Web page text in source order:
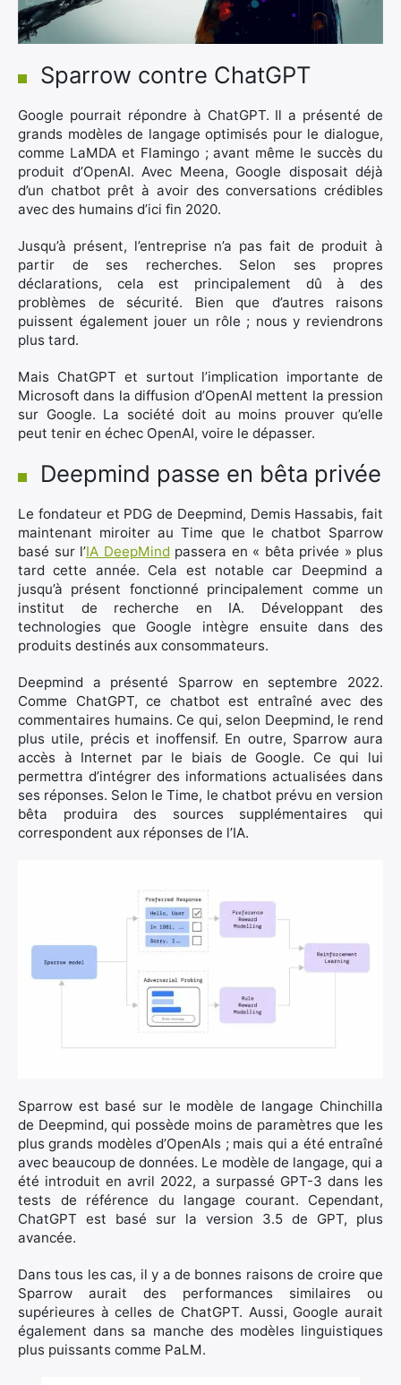
Sparrow contre ChatGPT
Google pourrait répondre à ChatGPT. Il a présenté de
grands modèles de langage optimisés pour le dialogue,
comme LaMDA et Flamingo ; avant même le succès du
produit d’OpenAI. Avec Meena, Google disposait déjà
d’un chatbot prêt à avoir des conversations crédibles
avec des humains d’ici fin 2020.
Jusqu’à présent, l’entreprise n’a pas fait de produit à
partir de ses recherches. Selon ses propres
déclarations, cela est principalement dû à des
problèmes de sécurité. Bien que d’autres raisons
puissent également jouer un rôle ; nous y reviendrons
plus tard.
Mais ChatGPT et surtout l’implication importante de
Microsoft dans la diffusion d’OpenAI mettent la pression
sur Google. La société doit au moins prouver qu’elle
peut tenir en échec OpenAI, voire le dépasser.
Deepmind passe en bêta privée
Le fondateur et PDG de Deepmind, Demis Hassabis, fait
maintenant miroiter au Time que le chatbot Sparrow
basé sur l’IA DeepMind passera en « bêta privée » plus
tard cette année. Cela est notable car Deepmind a
jusqu’à présent fonctionné principalement comme un
institut de recherche en IA. Développant des
technologies que Google intègre ensuite dans des
produits destinés aux consommateurs.
Deepmind a présenté Sparrow en septembre 2022.
Comme ChatGPT, ce chatbot est entraîné avec des
commentaires humains. Ce qui, selon Deepmind, le rend
plus utile, précis et inoffensif. En outre, Sparrow aura
accès à Internet par le biais de Google. Ce qui lui
permettra d’intégrer des informations actualisées dans
ses réponses. Selon le Time, le chatbot prévu en version
bêta produira des sources supplémentaires qui
correspondent aux réponses de l’IA.
Sparrow est basé sur le modèle de langage Chinchilla
de Deepmind, qui possède moins de paramètres que les
plus grands modèles d’OpenAIs ; mais qui a été entraîné
avec beaucoup de données. Le modèle de langage, qui a
été introduit en avril 2022, a surpassé GPT-3 dans les
tests de référence du langage courant. Cependant,
ChatGPT est basé sur la version 3.5 de GPT, plus
avancée.
Dans tous les cas, il y a de bonnes raisons de croire que
Sparrow aurait des performances similaires ou
supérieures à celles de ChatGPT. Aussi, Google aurait
également dans sa manche des modèles linguistiques
plus puissants comme PaLM.